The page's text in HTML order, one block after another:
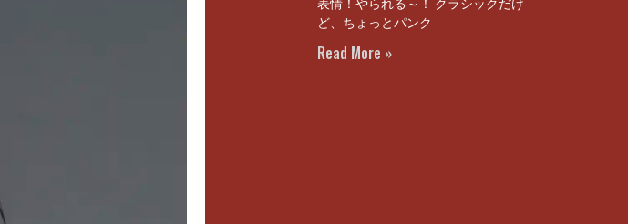
表情！やられる～！ クラシックだけ
ど、ちょっとパンク
Read More »